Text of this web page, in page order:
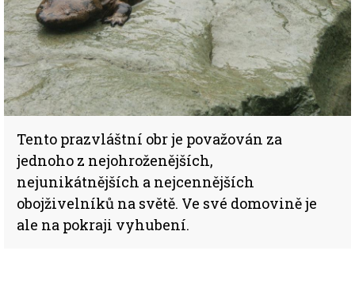
Tento prazvláštní obr je považován za
jednoho z nejohroženějších,
nejunikátnějších a nejcennějších
obojživelníků na světě. Ve své domovině je
ale na pokraji vyhubení.